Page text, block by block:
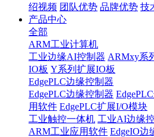
绍视频 团队优势 品牌优势 技
产品中心
全部
ARM工业计算机
工业边缘AI控制器 ARMxy系
IO板 Y系列扩展IO板
EdgePLC边缘控制器
EdgePLC边缘控制器
用软件 EdgePLC扩展I/O模块
工业触控一体机 工业AI边缘
ARM工业应用软件 EdgeIO边